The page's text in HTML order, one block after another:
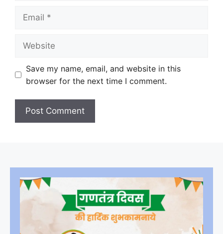
Save my name, email, and website in this
browser for the next time I comment.